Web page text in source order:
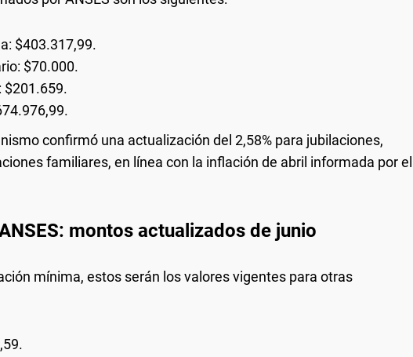
$403.317,99.
$70.000.
$201.659.
confirmó una actualización del 2,58% para jubilaciones,
familiares, en línea con la inflación de abril informada por el
montos actualizados de junio
mínima, estos serán los valores vigentes para otras